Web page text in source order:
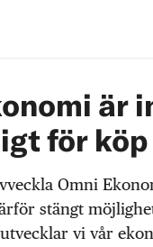
är
för köp
Omni
stängt
vi vår